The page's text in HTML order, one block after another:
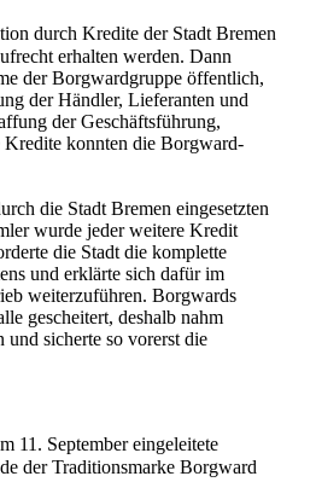
durch Kredite der Stadt Bremen
erhalten werden. Dann
der Borgwardgruppe öffentlich,
der Händler, Lieferanten und
der Geschäftsführung,
Kredite konnten die Borgward-
die Stadt Bremen eingesetzten
wurde jeder weitere Kredit
die Stadt die komplette
und erklärte sich dafür im
weiterzuführen. Borgwards
gescheitert, deshalb nahm
sicherte so vorerst die
11. September eingeleitete
der Traditionsmarke Borgward